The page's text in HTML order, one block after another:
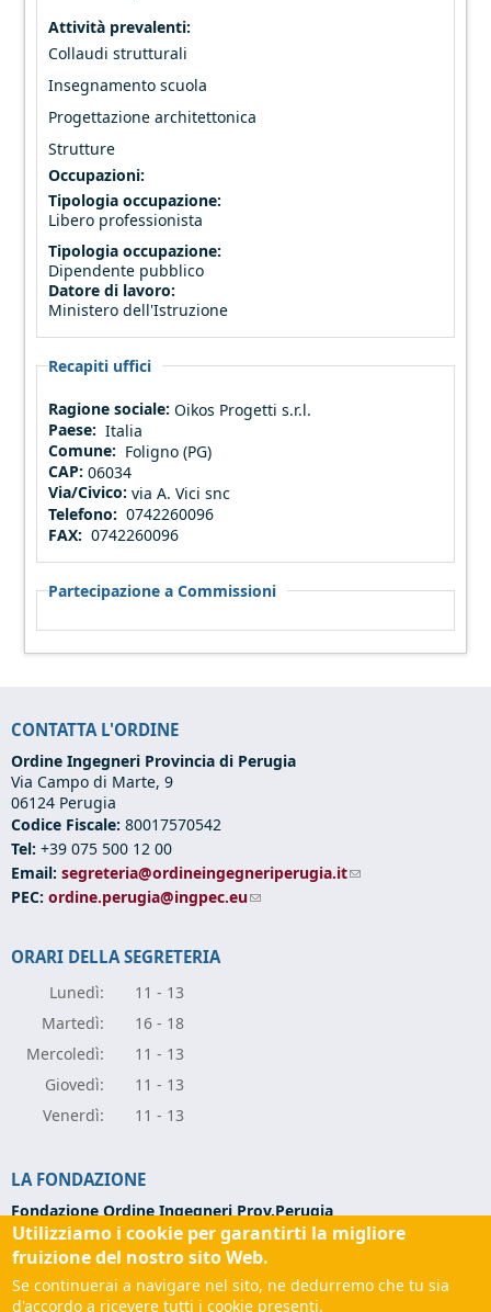
Attività prevalenti:
Collaudi strutturali
Insegnamento scuola
Progettazione architettonica
Strutture
Occupazioni:
Tipologia occupazione:
Libero professionista
Tipologia occupazione:
Dipendente pubblico
Datore di lavoro:
Ministero dell'Istruzione
Recapiti uffici
Ragione sociale:Oikos Progetti s.r.l.
Paese: Italia
Comune: Foligno (PG)
CAP:06034
Via/Civico:via A. Vici snc
Telefono: 0742260096
FAX: 0742260096
Partecipazione a Commissioni
CONTATTA L'ORDINE
Ordine Ingegneri Provincia di Perugia
Via Campo di Marte, 9
06124 Perugia
Codice Fiscale: 80017570542
Tel: +39 075 500 12 00
Email: segreteria@ordineingegneriperugia.it(link sends e-mail)
PEC: ordine.perugia@ingpec.eu(link sends e-mail)
ORARI DELLA SEGRETERIA
Lunedì:
11 - 13
Martedì:
16 - 18
Mercoledì:
11 - 13
Giovedì:
11 - 13
Venerdì: 11 - 13
LA FONDAZIONE
Fondazione Ordine Ingegneri Prov.Perugia
Via Campo di Marte, 9 - 06124 Perugia
Codice Fiscale: 94139270543
Tel:+39 075 501 02 56
Utilizziamo i cookie per garantirti la migliore
fruizione del nostro sito Web.
Se continuerai a navigare nel sito, ne dedurremo che tu sia
d'accordo a ricevere tutti i cookie presenti.